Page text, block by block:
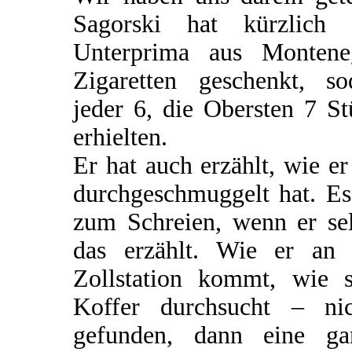
Sagorski hat kürzlich
Unterprima aus
Zigaretten geschenkt,
jeder 6, die Obersten 7
erhielten.
Er hat auch erzählt, wie
durchgeschmuggelt hat.
zum Schreien, wenn er
das erzählt. Wie er an
Zollstation kommt, wie
Koffer durchsucht –
gefunden, dann eine